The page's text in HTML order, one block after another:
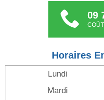
09
Horaires
Lundi
Mardi